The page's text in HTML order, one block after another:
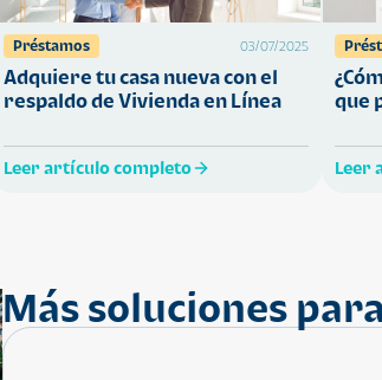
Préstamos 03/07/2025
Adquiere tu casa nueva con el
respaldo de Vivienda en Línea
Leer artículo completo
que
Leer
Más soluciones